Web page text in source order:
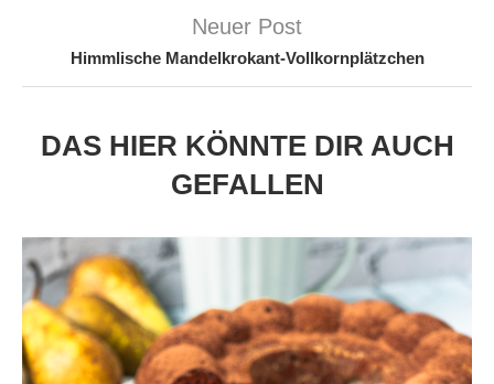
Neuer Post
Himmlische Mandelkrokant-Vollkornplätzchen
DAS HIER KÖNNTE DIR AUCH
GEFALLEN